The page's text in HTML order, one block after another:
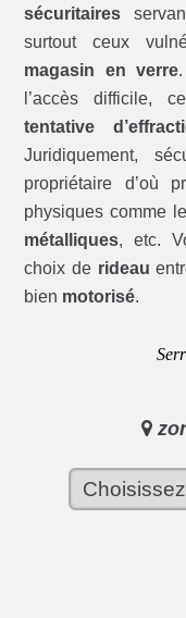
sécuritaires
surtout ceux
magasin en verre
l’accès difficile,
tentative
Juridiquement,
propriétaire d’où
physiques comme
métalliques, etc.
choix de rideau
bien motorisé.